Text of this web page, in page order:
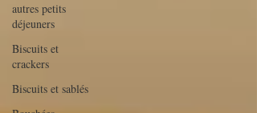
autres petits
déjeuners
Biscuits et
crackers
Biscuits et sablés